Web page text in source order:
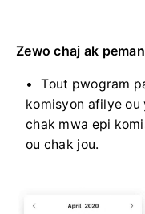
Zewo chaj ak
Tout pwogram
komisyon afilye ou
chak mwa epi
ou chak jou.